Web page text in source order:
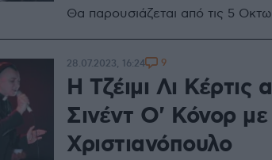
Θα παρουσιάζεται από τις 5
Η Τζέιμι Λι Κέρτις
Σινέντ Ο' Κόνορ με
Χριστιανόπουλο
28.07.2023, 16:24 9